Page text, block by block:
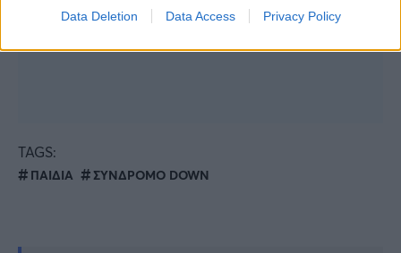
Data Deletion Data Access Privacy Policy
TAGS:
ΠΑΙΔΙΑ ΣΥΝΔΡΟΜΟ DOWN